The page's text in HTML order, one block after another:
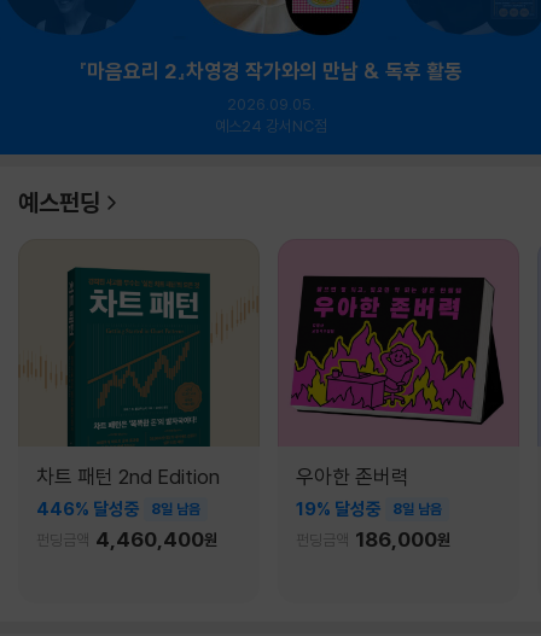
『마음요리 2』차영경 작가와의 만남 & 독후 활동
2026.09.05.
예스24 강서NC점
예스펀딩
차트 패턴 2nd Edition
446% 달성중 8일 남음
펀딩금액 4,460,400원
우아한 존버력
19% 달성중 8일 남음
펀딩금액 186,000원